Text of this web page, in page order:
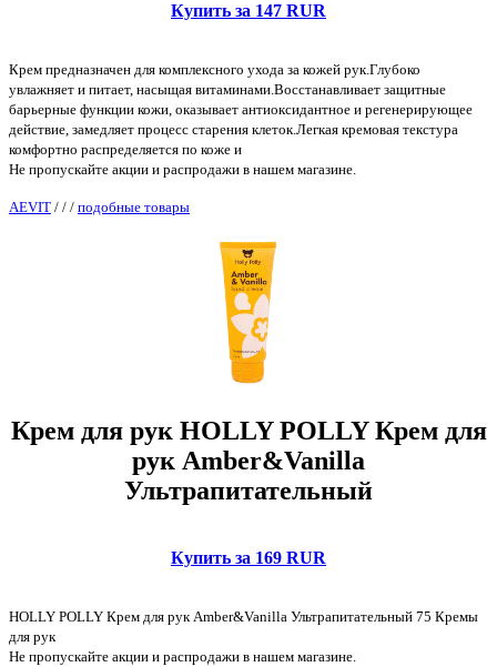
Купить за 147 RUR
Крем предназначен для комплексного ухода за кожей рук.Глубоко
увлажняет и питает, насыщая витаминами.Восстанавливает защитные
барьерные функции кожи, оказывает антиоксидантное и регенерирующее
действие, замедляет процесс старения клеток.Легкая кремовая текстура
комфортно распределяется по коже и
Не пропускайте акции и распродажи в нашем магазине.
AEVIT / / / подобные товары
Крем для рук HOLLY POLLY Крем для
рук Amber&Vanilla
Ультрапитательный
Купить за 169 RUR
HOLLY POLLY Крем для рук Amber&Vanilla Ультрапитательный 75 Кремы
для рук
Не пропускайте акции и распродажи в нашем магазине.